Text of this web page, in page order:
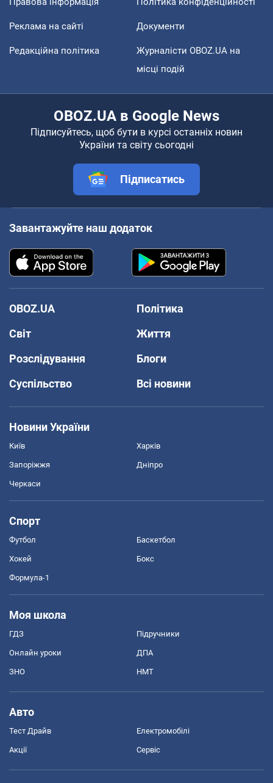
Реклама на сайті Документи
Редакційна політика
Журналісти OBOZ.UA на
місці подій
OBOZ.UA в Google News
Підписуйтесь, щоб бути в курсі останніх новин
України та світу сьогодні
Підписатись
Завантажуйте наш додаток
OBOZ.UA
Політика
Світ
Життя
Розслідування
Блоги
Суспільство
Всі новини
Новини України
Київ Харків
Запоріжжя Дніпро
Черкаси
Спорт
Футбол Баскетбол
Хокей Бокс
Формула-1
Моя школа
ГДЗ Підручники
Онлайн уроки ДПА
ЗНО НМТ
Авто
Тест Драйв Електромобілі
Акції Сервіс